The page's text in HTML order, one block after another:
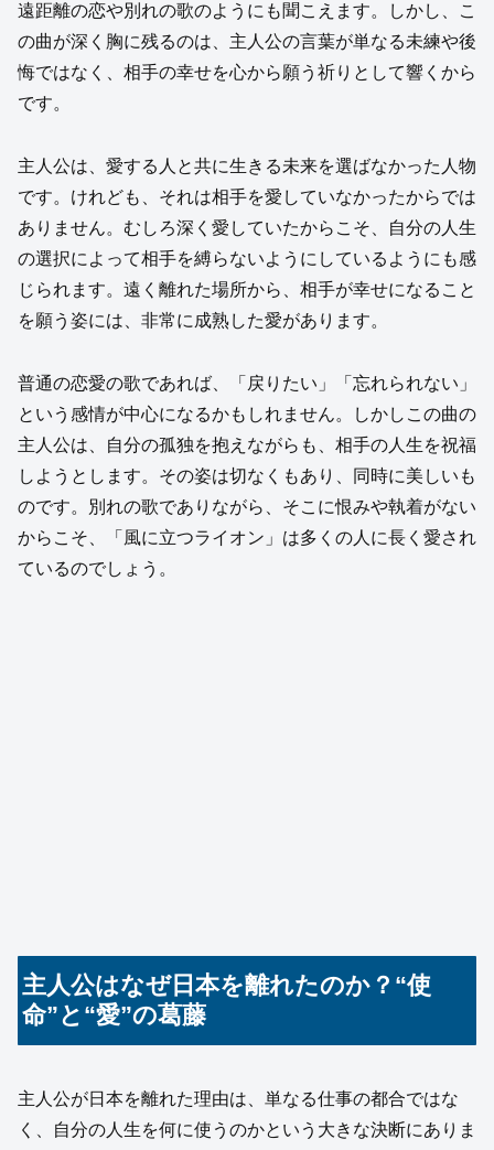
遠距離の恋や別れの歌のようにも聞こえます。しかし、こ
の曲が深く胸に残るのは、主人公の言葉が単なる未練や後
悔ではなく、相手の幸せを心から願う祈りとして響くから
です。
主人公は、愛する人と共に生きる未来を選ばなかった人物
です。けれども、それは相手を愛していなかったからでは
ありません。むしろ深く愛していたからこそ、自分の人生
の選択によって相手を縛らないようにしているようにも感
じられます。遠く離れた場所から、相手が幸せになること
を願う姿には、非常に成熟した愛があります。
普通の恋愛の歌であれば、「戻りたい」「忘れられない」
という感情が中心になるかもしれません。しかしこの曲の
主人公は、自分の孤独を抱えながらも、相手の人生を祝福
しようとします。その姿は切なくもあり、同時に美しいも
のです。別れの歌でありながら、そこに恨みや執着がない
からこそ、「風に立つライオン」は多くの人に長く愛され
ているのでしょう。
主人公はなぜ日本を離れたのか？“使
命”と“愛”の葛藤
主人公が日本を離れた理由は、単なる仕事の都合ではな
く、自分の人生を何に使うのかという大きな決断にありま